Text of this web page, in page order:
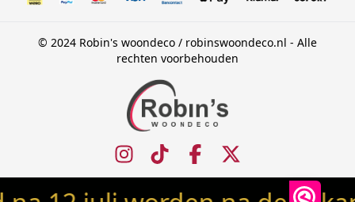
© 2024 Robin's woondeco / robinswoondeco.nl - Alle
rechten voorbehouden